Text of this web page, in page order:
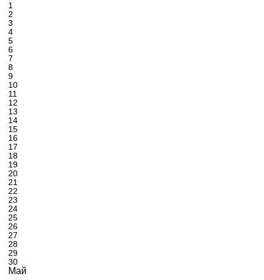
1
2
3
4
5
6
7
8
9
10
11
12
13
14
15
16
17
18
19
20
21
22
23
24
25
26
27
28
29
30
Май